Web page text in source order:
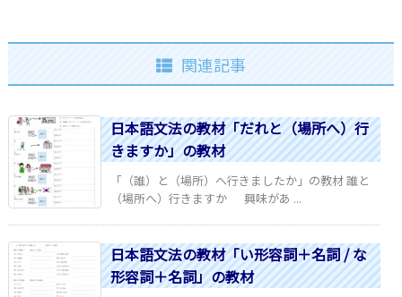
関連記事
日本語文法の教材「だれと（場所へ）行
きますか」の教材
「（誰）と（場所）へ行きましたか」の教材 誰と
（場所へ）行きますか 興味があ ...
日本語文法の教材「い形容詞＋名詞 / な
形容詞＋名詞」の教材